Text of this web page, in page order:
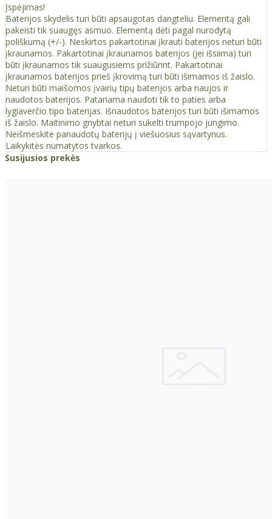
Įspėjimas!
Baterijos skydelis turi būti apsaugotas dangteliu. Elementą gali
pakeisti tik suaugęs asmuo. Elementą dėti pagal nurodytą
poliškumą (+/-). Neskirtos pakartotinai įkrauti baterijos neturi būti
įkraunamos. Pakartotinai įkraunamos baterijos (jei išsiima) turi
būti įkraunamos tik suaugusiems prižiūrint. Pakartotinai
įkraunamos baterijos prieš įkrovimą turi būti išimamos iš žaislo.
Neturi būti maišomos įvairių tipų baterijos arba naujos ir
naudotos baterijos. Patariama naudoti tik to paties arba
lygiaverčio tipo baterijas. Išnaudotos baterijos turi būti išimamos
iš žaislo. Maitinimo gnybtai neturi sukelti trumpojo jungimo.
Neišmeskite panaudotų baterijų į viešuosius sąvartynus.
Laikykitės numatytos tvarkos.
Susijusios prekės